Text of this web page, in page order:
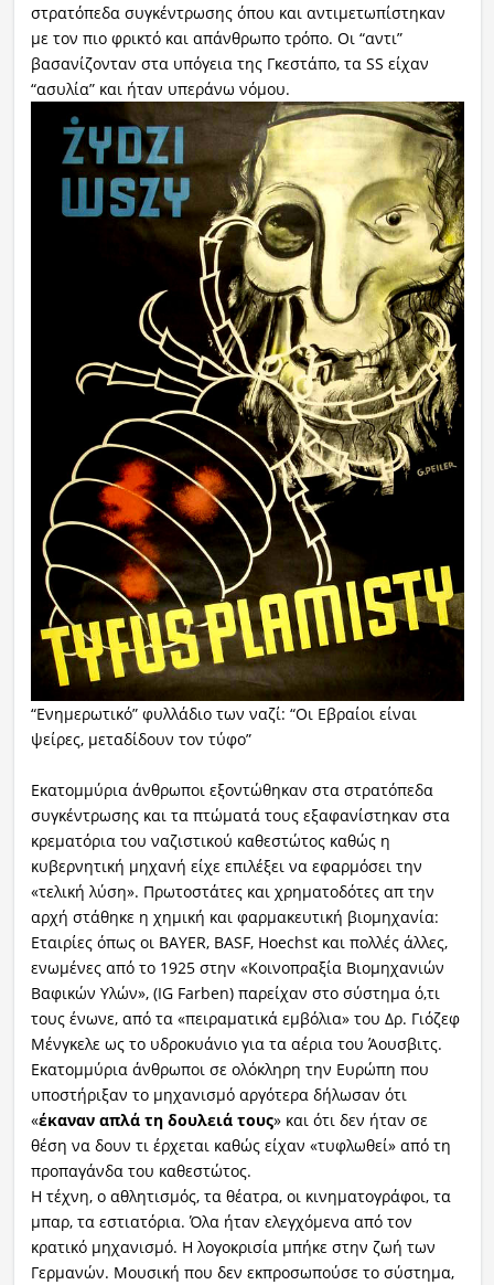
στρατόπεδα συγκέντρωσης όπου και αντιμετωπίστηκαν
με τον πιο φρικτό και απάνθρωπο τρόπο. Οι “αντι”
βασανίζονταν στα υπόγεια της Γκεστάπο, τα SS είχαν
“ασυλία” και ήταν υπεράνω νόμου.
“Ενημερωτικό” φυλλάδιο των ναζί: “Οι Εβραίοι είναι
ψείρες, μεταδίδουν τον τύφο”
Εκατομμύρια άνθρωποι εξοντώθηκαν στα στρατόπεδα
συγκέντρωσης και τα πτώματά τους εξαφανίστηκαν στα
κρεματόρια του ναζιστικού καθεστώτος καθώς η
κυβερνητική μηχανή είχε επιλέξει να εφαρμόσει την
«τελική λύση». Πρωτοστάτες και χρηματοδότες απ την
αρχή στάθηκε η χημική και φαρμακευτική βιομηχανία:
Εταιρίες όπως οι BAYER, BASF, Hoechst και πολλές άλλες,
ενωμένες από το 1925 στην «Κοινοπραξία Βιομηχανιών
Βαφικών Υλών», (IG Farben) παρείχαν στο σύστημα ό,τι
τους ένωνε, από τα «πειραματικά εμβόλια» του Δρ. Γιόζεφ
Μένγκελε ως το υδροκυάνιο για τα αέρια του Άουσβιτς.
Εκατομμύρια άνθρωποι σε ολόκληρη την Ευρώπη που
υποστήριξαν το μηχανισμό αργότερα δήλωσαν ότι
«έκαναν απλά τη δουλειά τους» και ότι δεν ήταν σε
θέση να δουν τι έρχεται καθώς είχαν «τυφλωθεί» από τη
προπαγάνδα του καθεστώτος.
Η τέχνη, ο αθλητισμός, τα θέατρα, οι κινηματογράφοι, τα
μπαρ, τα εστιατόρια. Όλα ήταν ελεγχόμενα από τον
κρατικό μηχανισμό. Η λογοκρισία μπήκε στην ζωή των
Γερμανών. Μουσική που δεν εκπροσωπούσε το σύστημα,